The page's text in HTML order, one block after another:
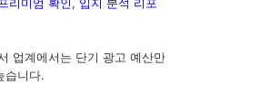
업계에서는 단기 광고 예산만
습니다.